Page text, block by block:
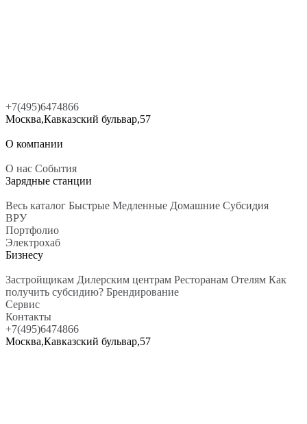
+7(495)6474866
Москва,Кавказский бульвар,57
О компании
О нас События
Зарядные станции
Весь каталог Быстрые Медленные Домашние Субсидия
ВРУ
Портфолио
Электрохаб
Бизнесу
Застройщикам Дилерским центрам Ресторанам Отелям Как
получить субсидию? Брендирование
Сервис
Контакты
+7(495)6474866
Москва,Кавказский бульвар,57